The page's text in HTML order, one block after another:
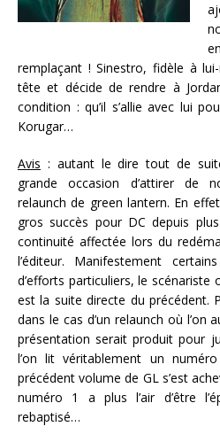
remplaçant ! Sinestro, fidèle à
tête et décide de rendre à
condition : qu’il s’allie avec lui
Korugar…
Avis : autant le dire tout de
grande occasion d’attirer de
relaunch de green lantern. En
gros succès pour DC depuis
continuité affectée lors du
l’éditeur. Manifestement
d’efforts particuliers, le scénariste
est la suite directe du précédent.
dans le cas d’un relaunch où l’on
présentation serait produit pour
l’on lit véritablement un
précédent volume de GL s’est
numéro 1 a plus l’air d’être
rebaptisé…